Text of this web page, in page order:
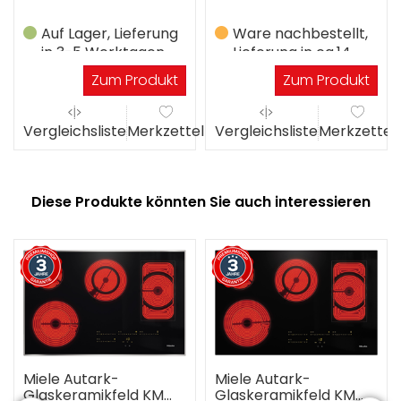
Auf Lager, Lieferung
in 3-5 Werktagen
Zum Produkt
VergleichslisteMerkzettel
Ware nachbestellt,
Lieferung in ca.14
WerktagenZum Produkt
VergleichslisteMerkzettel
Diese Produkte könnten Sie auch interessieren
Miele Autark-
Glaskeramikfeld KM
Miele Autark-
Glaskeramikfeld KM